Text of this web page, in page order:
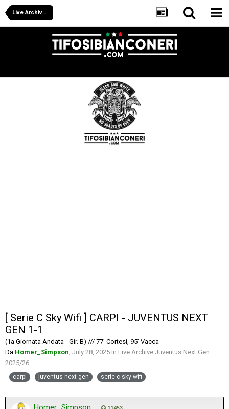
Live Archive Juventus Next Gen 2025/26
[ Serie C Sky Wifi ] CARPI - JUVENTUS NEXT
GEN 1-1
(1a Giornata Andata - Gir. B) /// 77’ Cortesi, 95’ Vacca
Da Homer_Simpson, July 28, 2025 in Live Archive Juventus Next Gen
2025/26
carpi juventus next gen serie c sky wifi